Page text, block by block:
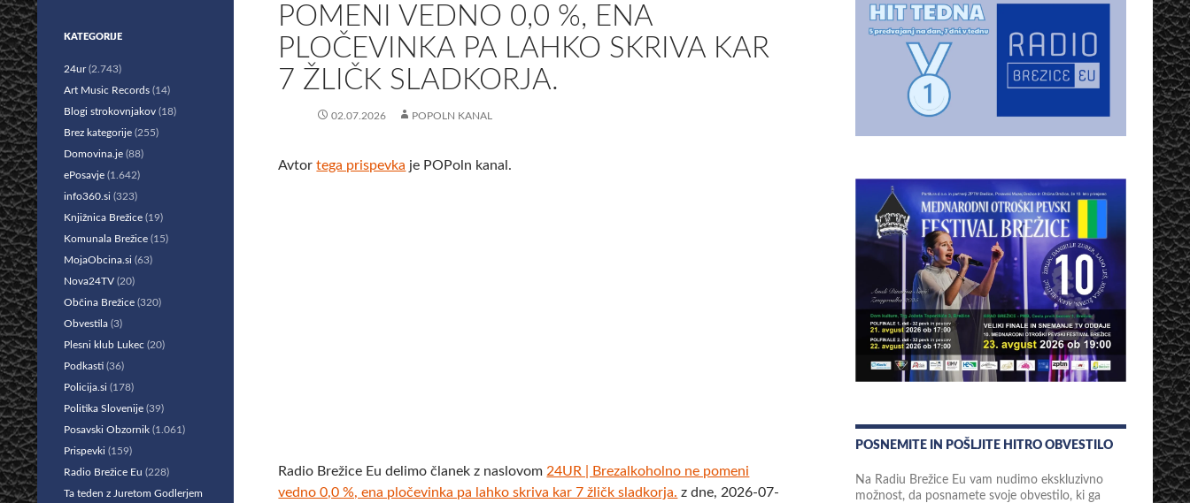
POMENI VEDNO 0,0 %, ENA
PLOČEVINKA PA LAHKO SKRIVA KAR
7 ŽLIČK SLADKORJA.
02.07.2026 POPOLN KANAL
Avtortega prispevka je POPoln kanal.
Radio Brežice Eu delimo članek z naslovom 24UR | Brezalkoholno ne pomeni
vedno 0,0 %, ena pločevinka pa lahko skriva kar 7 žličk sladkorja. z dne, 2026-07-
POSNEMITE IN POŠLJITE HITRO OBVESTILO
Na Radiu Brežice Eu vam nudimo ekskluzivno
možnost, da posnamete svoje obvestilo, ki ga
KATEGORIJE
24ur(2.743)
Art Music Records (14)
Blogi strokovnjakov (18)
Brez kategorije (255)
Domovina.je (88)
ePosavje (1.642)
info360.si (323)
Knjižnica Brežice (19)
Komunala Brežice (15)
MojaObcina.si (63)
Nova24TV (20)
Občina Brežice (320)
Obvestila (3)
Plesni klub Lukec (20)
Podkasti (36)
Policija.si (178)
Politika Slovenije (39)
Posavski Obzornik (1.061)
Prispevki (159)
Radio Brežice Eu (228)
Ta teden z Juretom Godlerjem